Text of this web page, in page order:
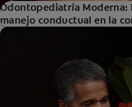
Odontopediatría Moderna:
manejo conductual en la
pediátrica